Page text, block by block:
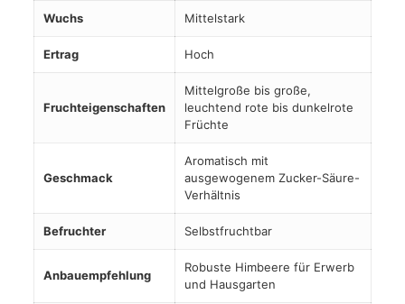
Wuchs Mittelstark
Ertrag Hoch
Fruchteigenschaften
Mittelgroße bis große,
leuchtend rote bis dunkelrote
Früchte
Geschmack
Aromatisch mit
ausgewogenem Zucker-Säure-
Verhältnis
Befruchter Selbstfruchtbar
Anbauempfehlung
Robuste Himbeere für Erwerb
und Hausgarten